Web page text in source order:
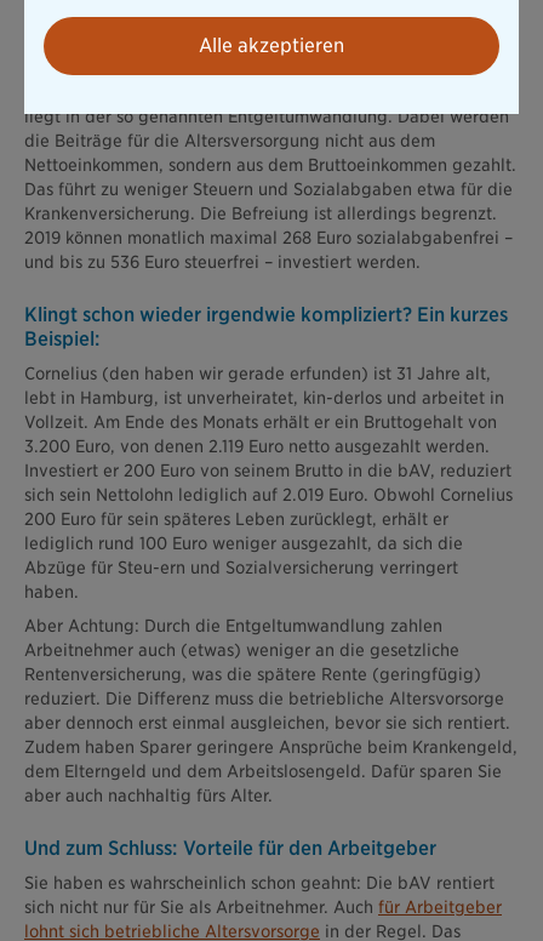
Was noch? Ach ja, denken Sie an die
Entgeltumwandlung!
liegt in der so genannten Entgeltumwandlung. Dabei werden
die Beiträge für die Altersversorgung nicht aus dem
Nettoeinkommen, sondern aus dem Bruttoeinkommen gezahlt.
Das führt zu weniger Steuern und Sozialabgaben etwa für die
Krankenversicherung. Die Befreiung ist allerdings begrenzt.
2019 können monatlich maximal 268 Euro sozialabgabenfrei –
und bis zu 536 Euro steuerfrei – investiert werden.
Klingt schon wieder irgendwie kompliziert? Ein kurzes
Beispiel:
Cornelius (den haben wir gerade erfunden) ist 31 Jahre alt,
lebt in Hamburg, ist unverheiratet, kin-derlos und arbeitet in
Vollzeit. Am Ende des Monats erhält er ein Bruttogehalt von
3.200 Euro, von denen 2.119 Euro netto ausgezahlt werden.
Investiert er 200 Euro von seinem Brutto in die bAV, reduziert
sich sein Nettolohn lediglich auf 2.019 Euro. Obwohl Cornelius
200 Euro für sein späteres Leben zurücklegt, erhält er
lediglich rund 100 Euro weniger ausgezahlt, da sich die
Abzüge für Steu-ern und Sozialversicherung verringert
haben.
Aber Achtung: Durch die Entgeltumwandlung zahlen
Arbeitnehmer auch (etwas) weniger an die gesetzliche
Rentenversicherung, was die spätere Rente (geringfügig)
reduziert. Die Differenz muss die betriebliche Altersvorsorge
aber dennoch erst einmal ausgleichen, bevor sie sich rentiert.
Zudem haben Sparer geringere Ansprüche beim Krankengeld,
dem Elterngeld und dem Arbeitslosengeld. Dafür sparen Sie
aber auch nachhaltig fürs Alter.
Und zum Schluss: Vorteile für den Arbeitgeber
Sie haben es wahrscheinlich schon geahnt: Die bAV rentiert
sich nicht nur für Sie als Arbeitnehmer. Auch für Arbeitgeber
lohnt sich betriebliche Altersvorsorge in der Regel. Das
Alle akzeptieren